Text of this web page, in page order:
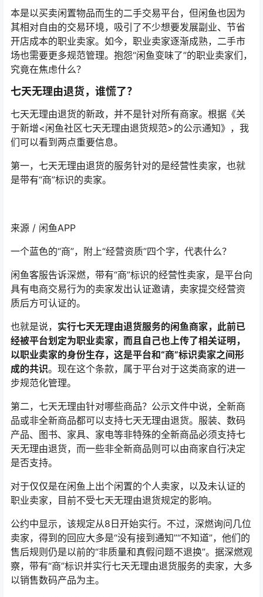
本是以买卖闲置物品而生的二手交易平台，但闲鱼也因为
其相对自由的交易环境，吸引了不少想要发展副业、节省
开店成本的职业卖家。如今，职业卖家逐渐成熟，二手市
场也需要更多规范管理。抱怨“闲鱼变味了”的职业卖家们，
究竟在焦虑什么？
七天无理由退货，谁慌了？
七天无理由退货的新政，并不是针对所有商家。根据《关
于新增<闲鱼社区七天无理由退货规范>的公示通知》，我
们可以看到两点重要信息。
第一，七天无理由退货的服务针对的是经营性卖家，也就
是带有“商”标识的卖家。
来源 / 闲鱼APP
一个蓝色的“商”，附上“经营资质”四个字，代表什么？
闲鱼客服告诉深燃，带有“商”标识的经营性卖家，是平台向
具有电商交易行为的卖家发出认证邀请，卖家提交经营资
质后方可认证的。
也就是说， 实行七天无理由退货服务的闲鱼商家，此前已
经被平台划定为职业卖家，而且自己也上传了相关证明，
以职业卖家的身份生存，这是平台和“商”标识卖家之间形
成的共识。现在这个条款，属于平台对于这类商家的进一
步规范化管理。
第二，七天无理由针对哪些商品？公示文件中说，全新商
品或非全新商品都可以支持七天无理由退货。服装、数码
产品、图书、家具、家电等非特殊的全新商品必须支持七
天无理由退货，而一些非全新商品则可以由商家自行决定
是否支持。
对于仅仅是在闲鱼上出个闲置的个人卖家，以及未认证的
职业卖家，目前不受七天无理由退货规定的影响。
公约中显示，该规定从8日开始实行。不过，深燃询问几位
卖家，得到的回应大多是“没有接到通知”“不知道”，他们的
售后规则仍是以前的“非质量和真假问题不退换”。据深燃观
察，带有“商”标识并实行七天无理由退货服务的卖家，大多
以销售数码产品为主。